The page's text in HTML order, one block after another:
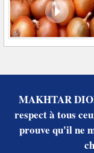
MAKHTAR
respect à tous
prouve qu'il ne